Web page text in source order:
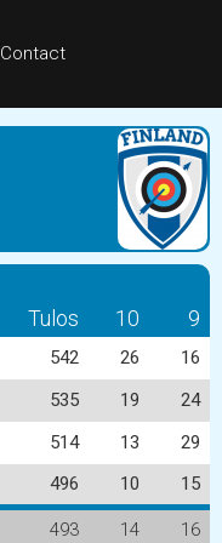
Contact
Tulos 10 9
542 26
16
535 19
24
514 13
29
496 10 15
493 14
16